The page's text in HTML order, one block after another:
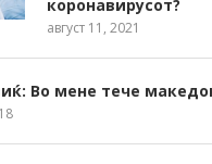
коронавирусот?
август 11, 2021
Во мене тече